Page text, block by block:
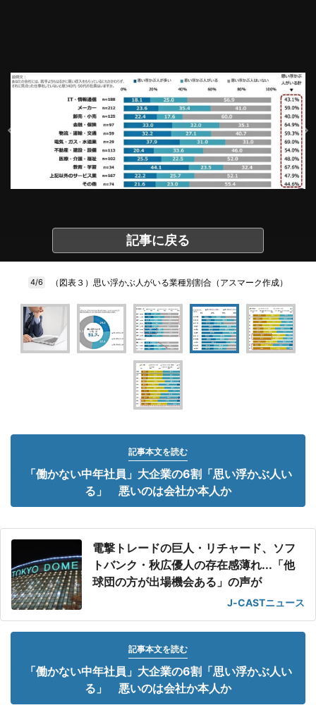
記事に戻る
4/6 （図表３）思い浮かぶ人がいる業種別割合（アスマーク作成）
記事本文を読む
「働かない中年社員」大企業の6割「思い浮かぶ人い
る」 悪いのは会社か本人か
電撃トレードの巨人・リチャード、ソフ
トバンク・秋広優人の存在感薄れ...「他
球団の方が出場機会ある」の声が
J-CASTニュース
記事本文を読む
「働かない中年社員」大企業の6割「思い浮かぶ人い
る」 悪いのは会社か本人か